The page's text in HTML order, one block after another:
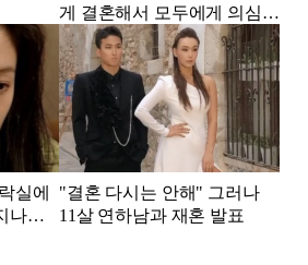
게 결혼해서 모두에게 의심
받았던 스타
실에
나가
"결혼 다시는 안해" 그러나
11살 연하남과 재혼 발표